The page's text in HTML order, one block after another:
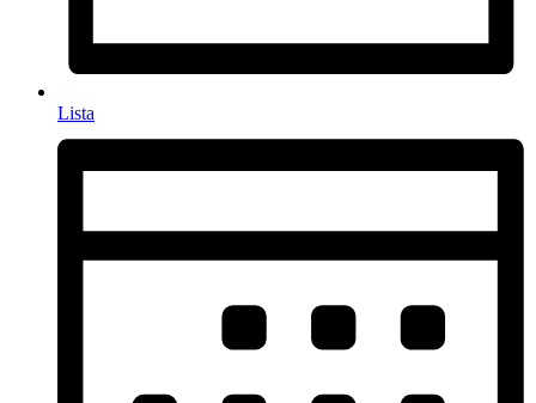
Lista